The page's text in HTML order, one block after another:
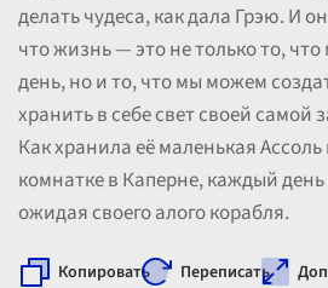
делать чудеса, как дала Грэю. И
что жизнь — это не только то,
день, но и то, что мы можем
хранить в себе свет своей самой
Как хранила её маленькая
комнатке в Каперне, каждый
ожидая своего алого корабля.
Копировать Переписать